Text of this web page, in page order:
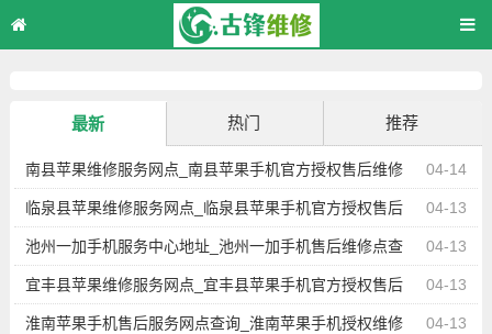
最新 热门 推荐
04-14
南县苹果维修服务网点_南县苹果手机官方授权售后维修
中心地址电话 04-13
临泉县苹果维修服务网点_临泉县苹果手机官方授权售后
维修中心地址电话 04-13
池州一加手机服务中心地址_池州一加手机售后维修点查
询 04-13
宜丰县苹果维修服务网点_宜丰县苹果手机官方授权售后
维修中心地址电话 04-13
淮南苹果手机售后服务网点查询_淮南苹果手机授权维修